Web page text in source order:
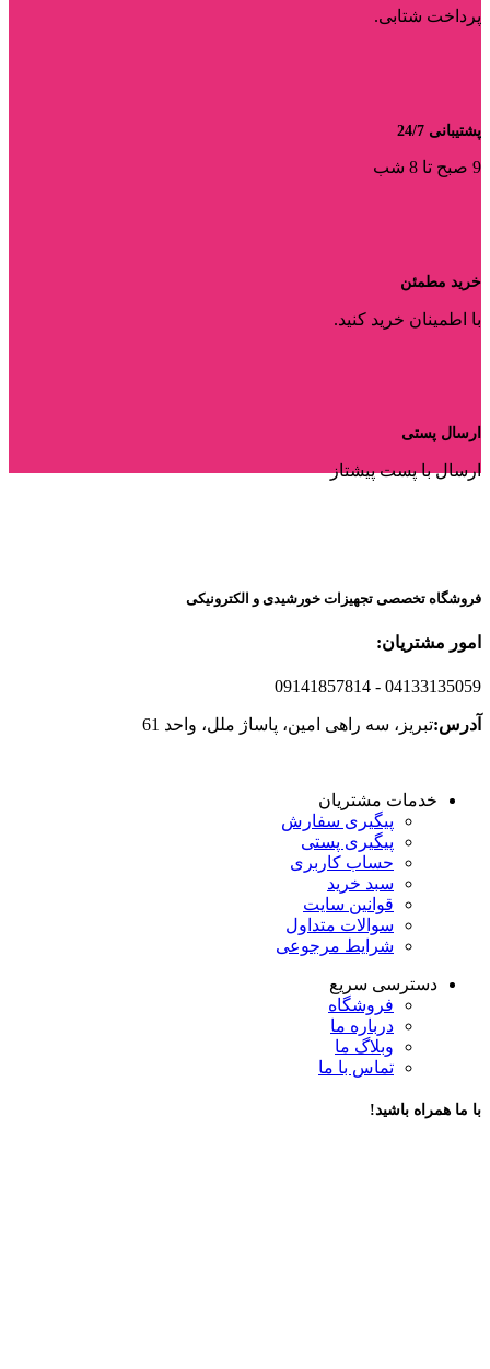
پرداخت شتابی.
پشتیبانی 24/7
9 صبح تا 8 شب
خرید مطمئن
با اطمینان خرید کنید.
ارسال پستی
ارسال با پست پیشتاز
فروشگاه تخصصی تجهیزات خورشیدی و الکترونیکی
امور مشتریان:
- 04133135059
09141857814
آدرس:تبریز، سه راهی امین، پاساژ ملل، واحد 61
خدمات مشتریان
پیگیری سفارش
پیگیری پستی
حساب کاربری
سبد خرید
قوانین سایت
سوالات متداول
شرایط مرجوعی
دسترسی سریع
فروشگاه
درباره ما
وبلاگ ما
تماس با ما
با ما همراه باشید!